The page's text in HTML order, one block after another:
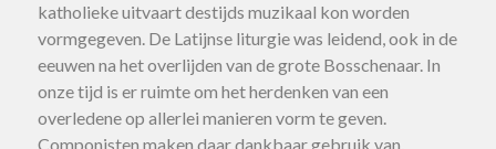
katholieke uitvaart destijds muzikaal kon worden
vormgegeven. De Latijnse liturgie was leidend, ook in de
eeuwen na het overlijden van de grote Bosschenaar. In
onze tijd is er ruimte om het herdenken van een
overledene op allerlei manieren vorm te geven.
Componisten maken daar dankbaar gebruik van,